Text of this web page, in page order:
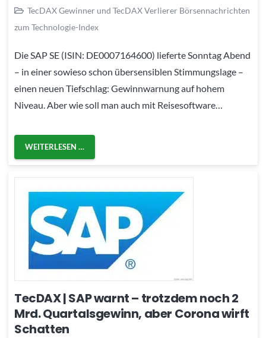
TecDAX Gewinner und TecDAX Verlierer Börsennachrichten
zum Technologie-Index
Die SAP SE (ISIN: DE0007164600) lieferte Sonntag Abend
– in einer sowieso schon übersensiblen Stimmungslage –
einen neuen Tiefschlag: Gewinnwarnung auf hohem
Niveau. Aber wie soll man auch mit Reisesoftware…
WEITERLESEN …
TecDAX | SAP warnt – trotzdem noch 2
Mrd. Quartalsgewinn, aber Corona wirft
Schatten